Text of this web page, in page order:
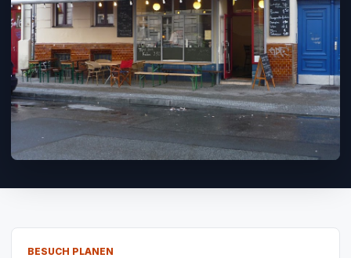
BESUCH PLANEN